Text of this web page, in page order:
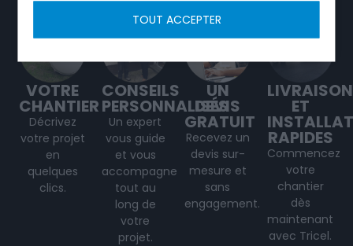
TOUT ACCEPTER
VOTRE
CHANTIER
Décrivez
votre projet
en
quelques
clics.
CONSEILS
PERSONNALISÉS
Un expert
vous guide
et vous
accompagne
tout au
long de
votre
projet.
UN
DEVIS
GRATUIT
Recevez un
devis sur-
mesure et
sans
engagement.
LIVRAISON
ET
RAPIDES
Commencez
votre
chantier
dès
maintenant
avec Tricel.